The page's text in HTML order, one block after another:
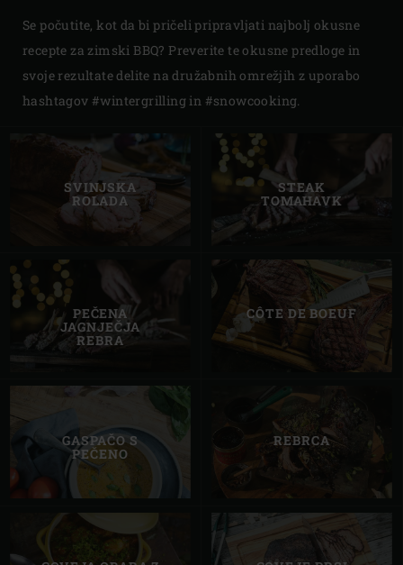
Se počutite, kot da bi pričeli pripravljati najbolj okusne
recepte za zimski BBQ? Preverite te okusne predloge in
svoje rezultate delite na družabnih omrežjih z uporabo
hashtagov #wintergrilling in #snowcooking.
SVINJSKA
ROLADA
STEAK
TOMAHAVK
PEČENA
JAGNJEČJA
REBRA
CÔTE DE BOEUF
GASPAČO S
PEČENO
REBRCA